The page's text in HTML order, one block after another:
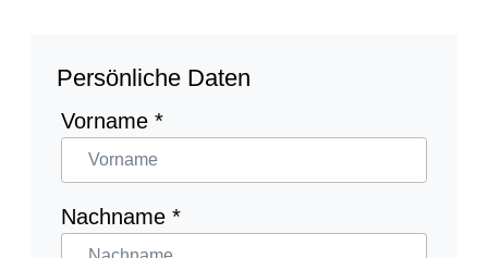
Persönliche Daten
Vorname *
Nachname *